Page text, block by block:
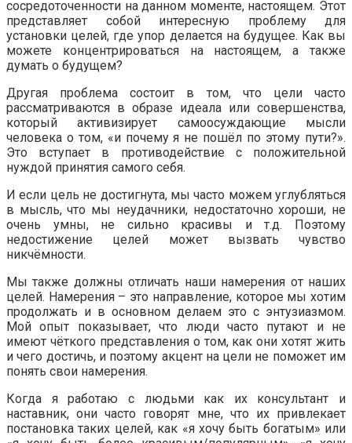
сосредоточенности на данном моменте, настоящем. Этот
представляет собой интересную проблему для
установки целей, где упор делается на будущее. Как вы
можете концентрироваться на настоящем, а также
думать о будущем?
Другая проблема состоит в том, что цели часто
рассматриваются в образе идеала или совершенства,
который активизирует самоосуждающие мысли
человека о том, «и почему я не пошёл по этому пути?».
Это вступает в противодействие с положительной
нуждой принятия самого себя.
И если цель не достигнута, мы часто можем углубляться
в мысль, что мы неудачники, недостаточно хороши, не
очень умны, не сильно красивы и т.д. Поэтому
недостижение целей может вызвать чувство
никчёмности.
Мы также должны отличать наши намерения от наших
целей. Намерения – это направление, которое мы хотим
продолжать и в основном делаем это с энтузиазмом.
Мой опыт показывает, что люди часто путают и не
имеют чёткого представления о том, как они хотят жить
и чего достичь, и поэтому акцент на цели не поможет им
понять свои намерения.
Когда я работаю с людьми как их консультант и
наставник, они часто говорят мне, что их привлекает
постановка таких целей, как «я хочу быть богатым» или